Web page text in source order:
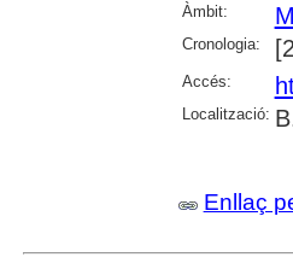
Àmbit:
Cronologia:
Accés:
Localització:
Enllaç